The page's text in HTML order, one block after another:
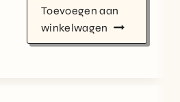
Toevoegen aan
winkelwagen